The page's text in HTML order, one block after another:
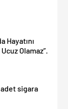
Hayatını
Olamaz”.
sigara